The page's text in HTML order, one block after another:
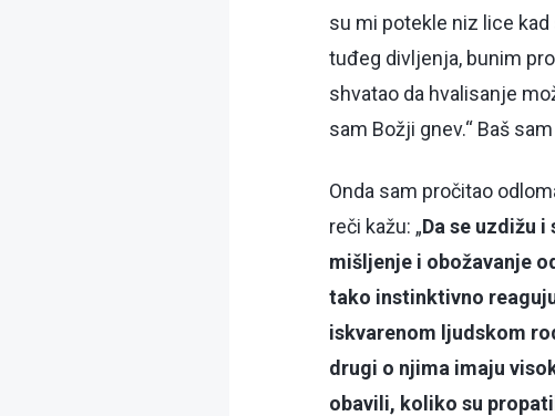
su mi potekle niz lice
tuđeg divljenja, bunim
shvatao da hvalisanje
sam Božji gnev.“ Baš
Onda sam pročitao
reči kažu: „Da se uzdižu
mišljenje i obožavanje
tako instinktivno
iskvarenom ljudskom
drugi o njima imaju
obavili, koliko su